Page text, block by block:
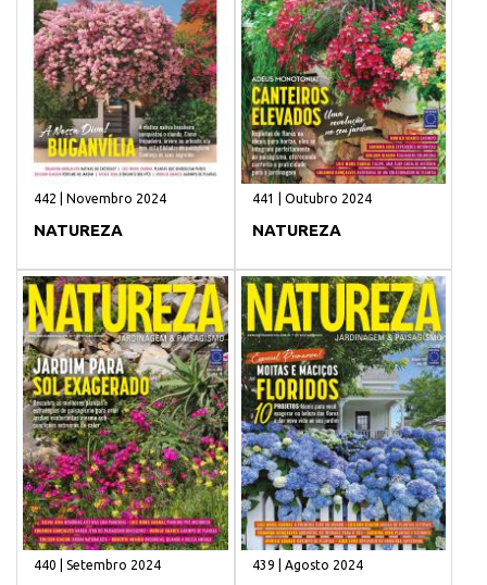
442 | Novembro 2024
NATUREZA
441 | Outubro 2024
NATUREZA
440 | Setembro 2024 439 | Agosto 2024